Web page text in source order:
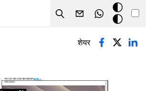
Search
डार्क
मोड
शेयर